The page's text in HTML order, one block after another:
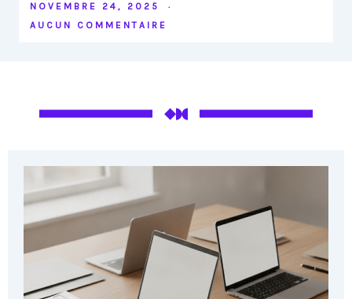
NOVEMBRE 24, 2025
AUCUN COMMENTAIRE